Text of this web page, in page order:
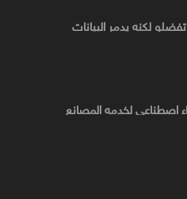
تفضلو لكنه يدمر البيانات
اصطناعي لخدمه المصانع